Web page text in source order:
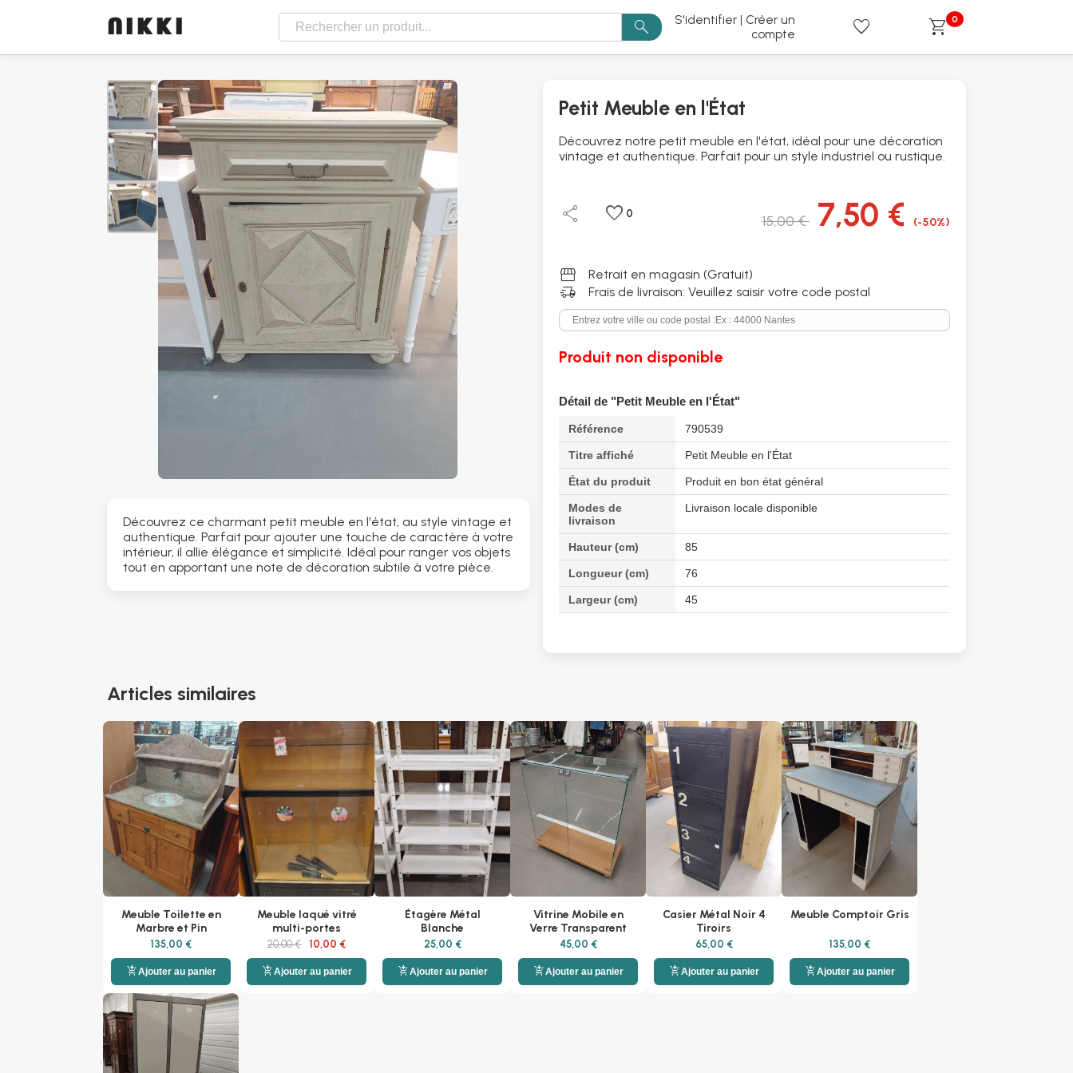
NIKKI search
S'identifier | Créer un
compte
favorite shopping_cart 0
Découvrez ce charmant petit meuble en l'état, au style vintage et
authentique. Parfait pour ajouter une touche de caractère à votre
intérieur, il allie élégance et simplicité. Idéal pour ranger vos objets
tout en apportant une note de décoration subtile à votre pièce.
Petit Meuble en l'État
Découvrez notre petit meuble en l'état, idéal pour une décoration
vintage et authentique. Parfait pour un style industriel ou rustique.
share favorite 0 15,00 € 7,50 € (-50%)
storefront Retrait en magasin (Gratuit)
delivery_truck_speed Frais de livraison: Veuillez saisir votre code postal
Produit non disponible
Détail de "Petit Meuble en l'État"
Référence 790539
Titre affiché Petit Meuble en l'État
État du produit Produit en bon état général
Modes de
livraison
Livraison locale disponible
Hauteur (cm) 85
Longueur (cm) 76
Largeur (cm) 45
Articles similaires
Meuble Toilette en
Marbre et Pin
135,00 €
add_shopping_cartAjouter au panier
Meuble laqué vitré
multi-portes
20,00 € 10,00 €
add_shopping_cartAjouter au panier
Étagère Métal
Blanche
25,00 €
add_shopping_cartAjouter au panier
Vitrine Mobile en
Verre Transparent
45,00 €
add_shopping_cartAjouter au panier
Casier Métal Noir 4
Tiroirs
65,00 €
add_shopping_cartAjouter au panier
Meuble Comptoir Gris
135,00 €
add_shopping_cartAjouter au panier